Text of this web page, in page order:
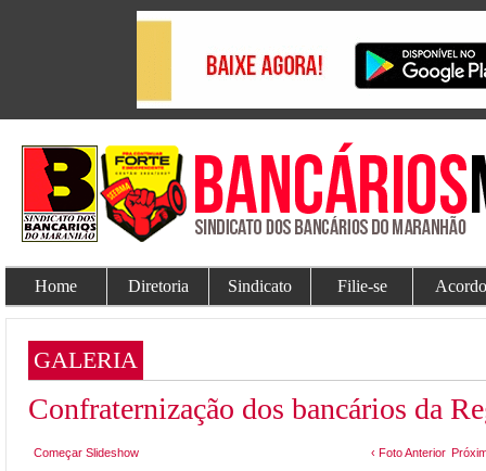
Home Diretoria Sindicato Filie-se
GALERIA
Confraternização dos bancários da
Começar Slideshow ‹ Foto Anterior